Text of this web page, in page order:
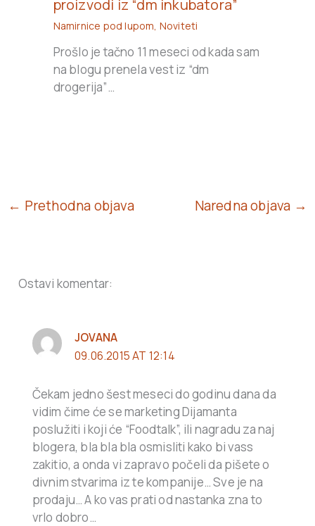
proizvodi iz “dm inkubatora”
Namirnice pod lupom, Noviteti
Prošlo je tačno 11 meseci od kada sam
na blogu prenela vest iz “dm
drogerija”…
← Prethodna objava Naredna objava →
Ostavi komentar:
JOVANA
09.06.2015 AT 12:14
Čekam jedno šest meseci do godinu dana da
vidim čime će se marketing Dijamanta
poslužiti i koji će “Foodtalk”, ili nagradu za naj
blogera, bla bla bla osmisliti kako bi vass
zakitio, a onda vi zapravo počeli da pišete o
divnim stvarima iz te kompanije… Sve je na
prodaju… A ko vas prati od nastanka zna to
vrlo dobro…